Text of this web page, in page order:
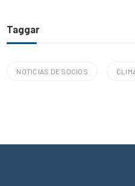
Taggar
NOTICIAS DE SOCIOS